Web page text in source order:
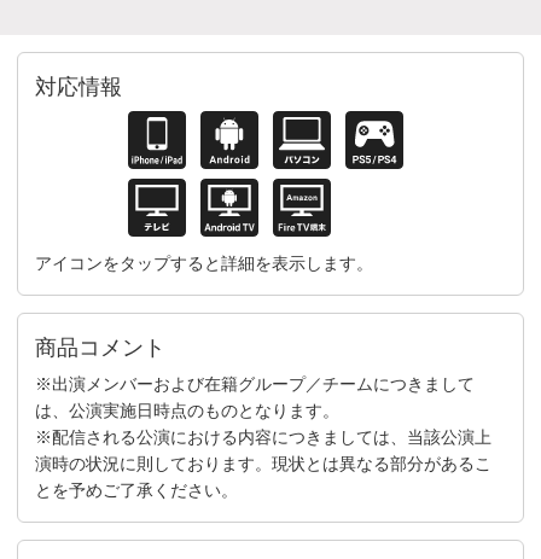
対応情報
アイコンをタップすると詳細を表示します。
商品コメント
※出演メンバーおよび在籍グループ／チームにつきまして
は、公演実施日時点のものとなります。
※配信される公演における内容につきましては、当該公演上
演時の状況に則しております。現状とは異なる部分があるこ
とを予めご了承ください。